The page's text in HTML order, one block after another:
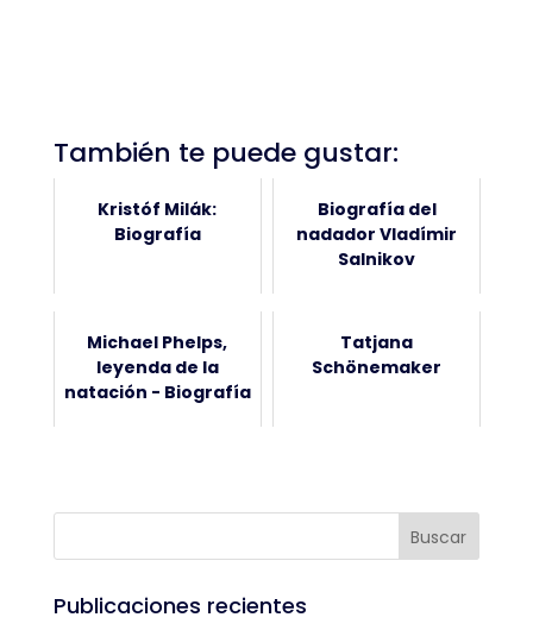
También te puede gustar:
Kristóf Milák:
Biografía
Biografía del
nadador Vladímir
Salnikov
Michael Phelps,
leyenda de la
natación - Biografía
Tatjana
Schönemaker
Publicaciones recientes